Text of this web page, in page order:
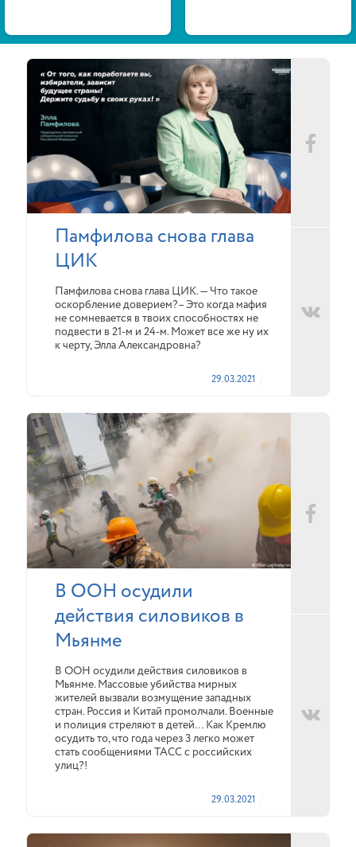
Памфилова снова глава
ЦИК
Памфилова снова глава ЦИК. — Что такое
оскорбление доверием?– Это когда мафия
не сомневается в твоих способностях не
подвести в 21-м и 24-м. Может все же ну их
к черту, Элла Александровна?
29.03.2021
В ООН осудили
действия силовиков в
Мьянме
В ООН осудили действия силовиков в
Мьянме. Массовые убийства мирных
жителей вызвали возмущение западных
стран. Россия и Китай промолчали. Военные
и полиция стреляют в детей… Как Кремлю
осудить то, что года через 3 легко может
стать сообщениями ТАСС с российских
улиц?!
29.03.2021